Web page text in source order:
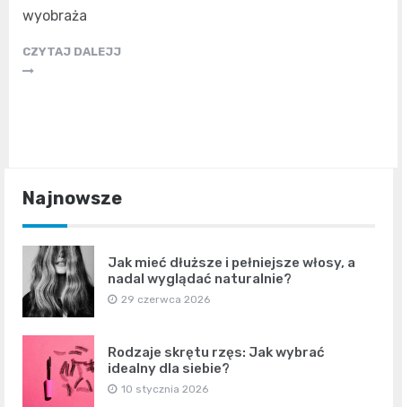
wyobraża
CZYTAJ DALEJJ
Najnowsze
Jak mieć dłuższe i pełniejsze włosy, a
nadal wyglądać naturalnie?
29 czerwca 2026
Rodzaje skrętu rzęs: Jak wybrać
idealny dla siebie?
10 stycznia 2026